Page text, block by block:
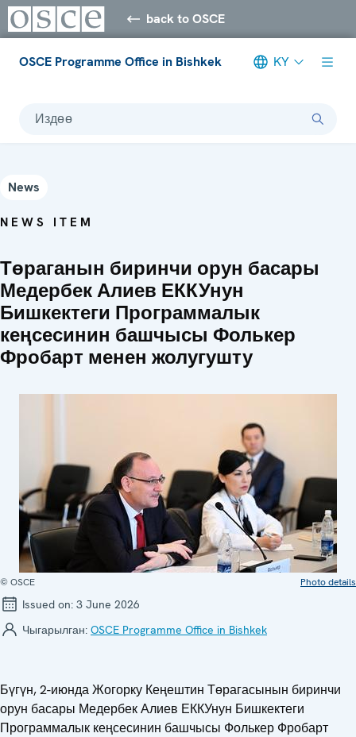
back to OSCE
OSCE Programme Office in Bishkek KY
Издөө
News
NEWS ITEM
Төраганын биринчи орун басары
Медербек Алиев ЕККУнун
Бишкектеги Программалык
кеңсесинин башчысы Фолькер
Фробарт менен жолугушту
© OSCE Photo details
Issued on: 3 June 2026
Чыгарылган: OSCE Programme Office in Bishkek
Бүгүн, 2-июнда Жогорку Кеңештин Төрагасынын биринчи
орун басары Медербек Алиев ЕККУнун Бишкектеги
Программалык кеңсесинин башчысы Фолькер Фробарт